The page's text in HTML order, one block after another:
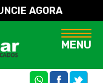
AGORA
MENU